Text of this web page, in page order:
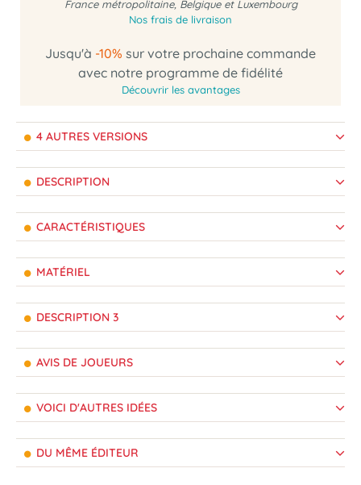
France métropolitaine, Belgique et Luxembourg
Nos frais de livraison
Jusqu'à -10% sur votre prochaine commande
avec notre programme de fidélité
Découvrir les avantages
4 AUTRES VERSIONS
DESCRIPTION
CARACTÉRISTIQUES
MATÉRIEL
DESCRIPTION 3
AVIS DE JOUEURS
VOICI D'AUTRES IDÉES
DU MÊME ÉDITEUR